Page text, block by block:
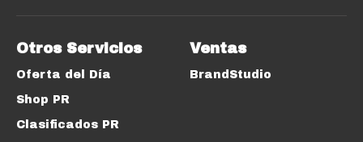
Otros Servicios
Oferta del Día
Shop PR
Clasificados PR
Ventas
BrandStudio